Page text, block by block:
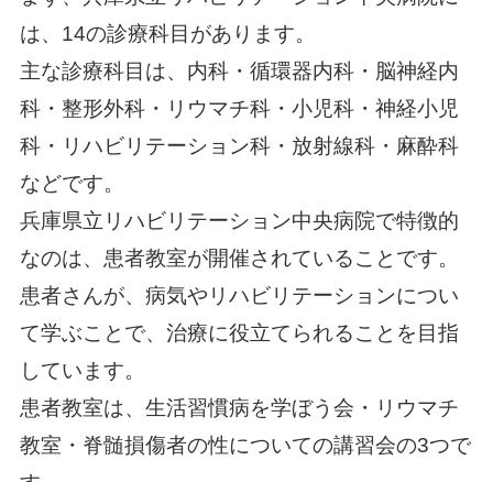
は、14の診療科目があります。
主な診療科目は、内科・循環器内科・脳神経内
科・整形外科・リウマチ科・小児科・神経小児
科・リハビリテーション科・放射線科・麻酔科
などです。
兵庫県立リハビリテーション中央病院で特徴的
なのは、患者教室が開催されていることです。
患者さんが、病気やリハビリテーションについ
て学ぶことで、治療に役立てられることを目指
しています。
患者教室は、生活習慣病を学ぼう会・リウマチ
教室・脊髄損傷者の性についての講習会の3つで